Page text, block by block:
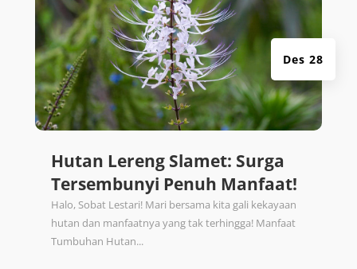
Hutan Lereng Slamet: Surga
Tersembunyi Penuh Manfaat!
Des 28
Halo, Sobat Lestari! Mari bersama kita gali kekayaan
hutan dan manfaatnya yang tak terhingga! Manfaat
Tumbuhan Hutan...